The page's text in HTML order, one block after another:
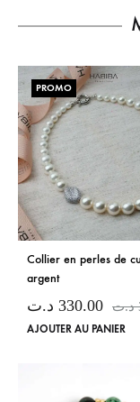
PROMO
Collier en perles de
argent
330.00 د.ت د.ت
AJOUTER AU PANIER